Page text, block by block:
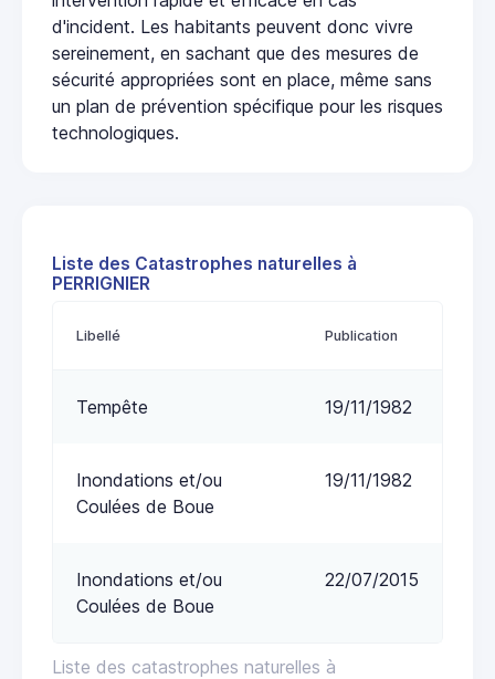
d'incident. Les habitants peuvent donc vivre
sereinement, en sachant que des mesures de
sécurité appropriées sont en place, même sans
un plan de prévention spécifique pour les risques
technologiques.
Liste des Catastrophes naturelles à
PERRIGNIER
Liste des catastrophes naturelles à
Libellé Publication
Tempête 19/11/1982
Inondations et/ou
Coulées de Boue
19/11/1982
Inondations et/ou
Coulées de Boue
22/07/2015